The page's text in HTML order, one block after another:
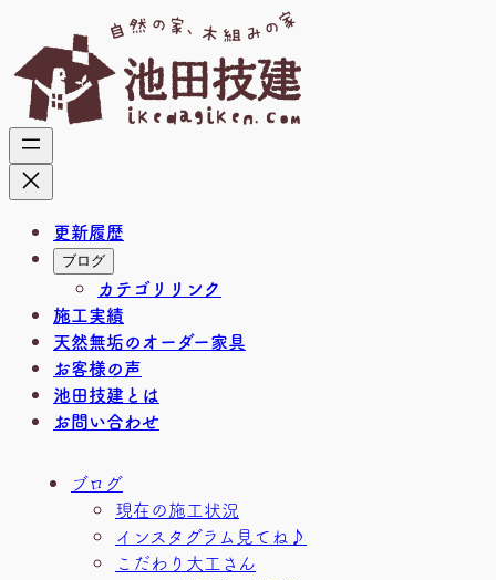
を
キ
ッ
プ
更新履歴
ブログ
カテゴリリンク
施工実績
天然無垢のオーダー家具
お客様の声
池田技建とは
お問い合わせ
ブログ
現在の施工状況
インスタグラム見てね♪
こだわり大工さん